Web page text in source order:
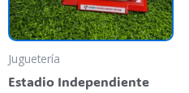
Juguetería
Estadio Independiente